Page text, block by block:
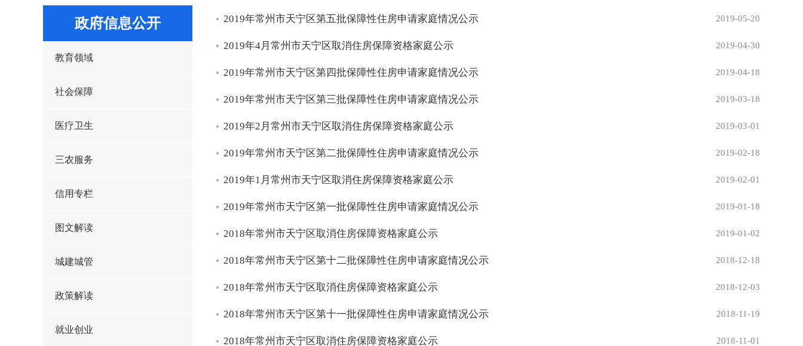
政府信息公开
教育领域
社会保障
医疗卫生
三农服务
信用专栏
图文解读
城建城管
政策解读
就业创业
2019年常州市天宁区第五批保障性住房申请家庭情况公示 2019-05-20
2019年4月常州市天宁区取消住房保障资格家庭公示 2019-04-30
2019年常州市天宁区第四批保障性住房申请家庭情况公示 2019-04-18
2019年常州市天宁区第三批保障性住房申请家庭情况公示 2019-03-18
2019年2月常州市天宁区取消住房保障资格家庭公示 2019-03-01
2019年常州市天宁区第二批保障性住房申请家庭情况公示 2019-02-18
2019年1月常州市天宁区取消住房保障资格家庭公示 2019-02-01
2019年常州市天宁区第一批保障性住房申请家庭情况公示 2019-01-18
2018年常州市天宁区取消住房保障资格家庭公示 2019-01-02
2018年常州市天宁区第十二批保障性住房申请家庭情况公示 2018-12-18
2018年常州市天宁区取消住房保障资格家庭公示 2018-12-03
2018年常州市天宁区第十一批保障性住房申请家庭情况公示 2018-11-19
2018年常州市天宁区取消住房保障资格家庭公示 2018-11-01